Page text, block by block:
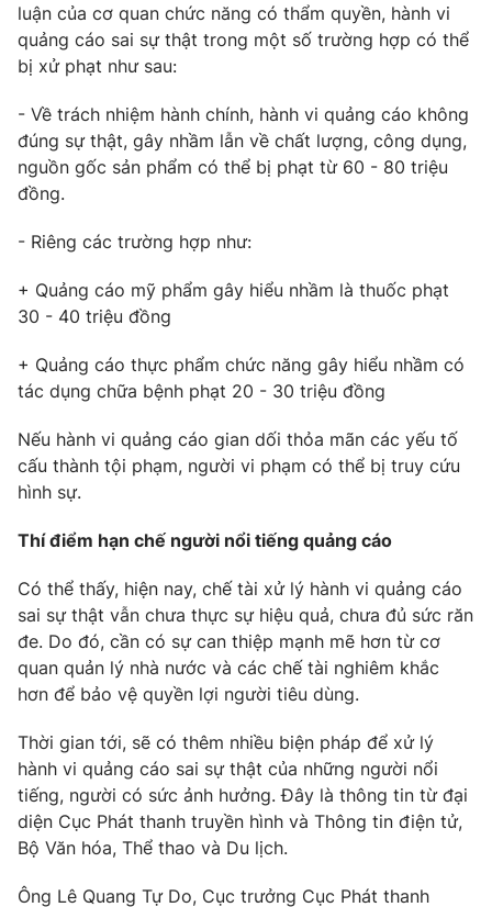
luận của cơ quan chức năng có thẩm quyền, hành vi
quảng cáo sai sự thật trong một số trường hợp có thể
bị xử phạt như sau:
- Về trách nhiệm hành chính, hành vi quảng cáo không
đúng sự thật, gây nhầm lẫn về chất lượng, công dụng,
nguồn gốc sản phẩm có thể bị phạt từ 60 - 80 triệu
đồng.
- Riêng các trường hợp như:
+ Quảng cáo mỹ phẩm gây hiểu nhầm là thuốc phạt
30 - 40 triệu đồng
+ Quảng cáo thực phẩm chức năng gây hiểu nhầm có
tác dụng chữa bệnh phạt 20 - 30 triệu đồng
Nếu hành vi quảng cáo gian dối thỏa mãn các yếu tố
cấu thành tội phạm, người vi phạm có thể bị truy cứu
hình sự.
Thí điểm hạn chế người nổi tiếng quảng cáo
Có thể thấy, hiện nay, chế tài xử lý hành vi quảng cáo
sai sự thật vẫn chưa thực sự hiệu quả, chưa đủ sức răn
đe. Do đó, cần có sự can thiệp mạnh mẽ hơn từ cơ
quan quản lý nhà nước và các chế tài nghiêm khắc
hơn để bảo vệ quyền lợi người tiêu dùng.
Thời gian tới, sẽ có thêm nhiều biện pháp để xử lý
hành vi quảng cáo sai sự thật của những người nổi
tiếng, người có sức ảnh hưởng. Đây là thông tin từ đại
diện Cục Phát thanh truyền hình và Thông tin điện tử,
Bộ Văn hóa, Thể thao và Du lịch.
Ông Lê Quang Tự Do, Cục trưởng Cục Phát thanh